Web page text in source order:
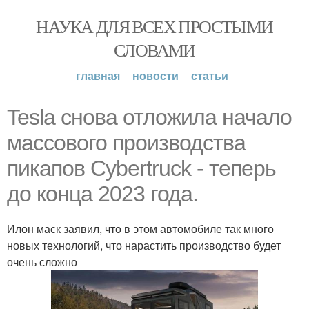
НАУКА ДЛЯ ВСЕХ ПРОСТЫМИ
СЛОВАМИ
главная новости статьи
Tesla cнова отложила начало
массового производства
пикапов Cybertruck - теперь
до конца 2023 года.
Илон маск заявил, что в этом автомобиле так много
новых технологий, что нарастить производство будет
очень сложно